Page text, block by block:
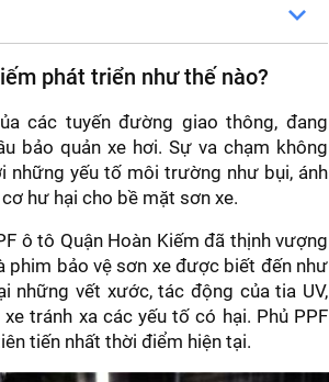
phát triển như thế nào?
các tuyến đường giao thông, đang
bảo quản xe hơi. Sự va chạm không
những yếu tố môi trường như bụi, ánh
hư hại cho bề mặt sơn xe.
ô tô Quận Hoàn Kiếm đã thịnh vượng
phim bảo vệ sơn xe được biết đến như
những vết xước, tác động của tia UV,
tránh xa các yếu tố có hại. Phủ PPF
tiến nhất thời điểm hiện tại.